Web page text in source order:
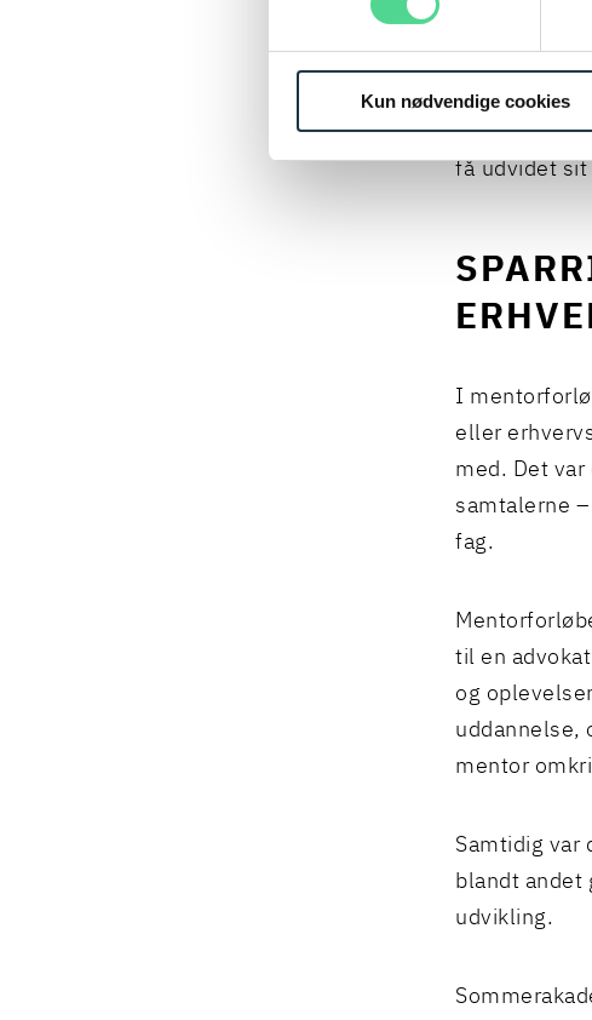
Kun nødvendige cookies
betydning i
og det var
Derudover
få udvidet
I
eller
med. Det
samtalerne
fag.
til en
og
uddannelse,
mentor
Samtidig var
blandt andet
udvikling.